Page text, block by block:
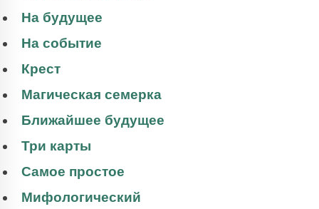
На будущее
На событие
Крест
Магическая семерка
Ближайшее будущее
Три карты
Самое простое
Мифологический